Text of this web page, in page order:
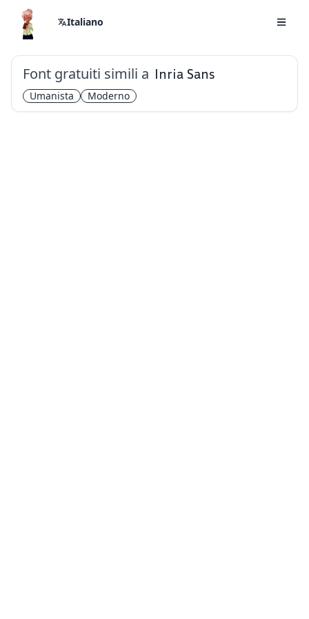
Italiano
Font gratuiti simili a Inria Sans
Umanista Moderno